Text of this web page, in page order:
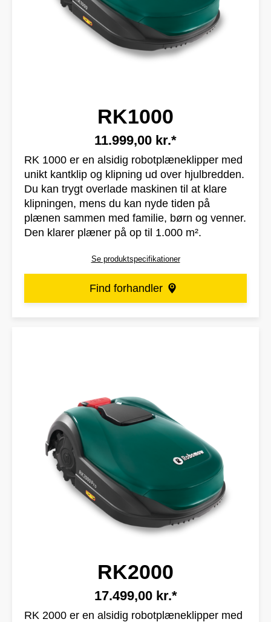
RK1000
11.999,00 kr.*
RK 1000 er en alsidig robotplæneklipper med
unikt kantklip og klipning ud over hjulbredden.
Du kan trygt overlade maskinen til at klare
klipningen, mens du kan nyde tiden på
plænen sammen med familie, børn og venner.
Den klarer plæner på op til 1.000 m².
Se produktspecifikationer
Find forhandler
RK2000
17.499,00 kr.*
RK 2000 er en alsidig robotplæneklipper med